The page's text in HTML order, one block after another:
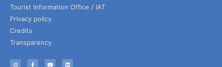
Tourist Information Office / IAT
Privacy policy
Credits
Transparency